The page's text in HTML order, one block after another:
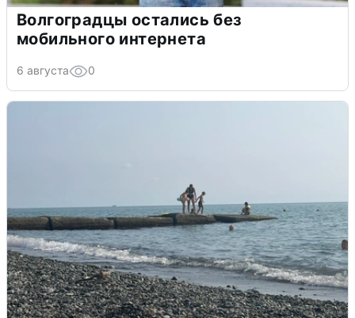
Волгоградцы остались без
мобильного интернета
6 августа 0